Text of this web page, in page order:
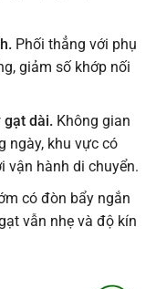
Phối thẳng với phụ
giảm số khớp nối
gạt dài.Không gian
ngày, khu vực có
vận hành di chuyển.
có đòn bẩy ngắn
vẫn nhẹ và độ kín